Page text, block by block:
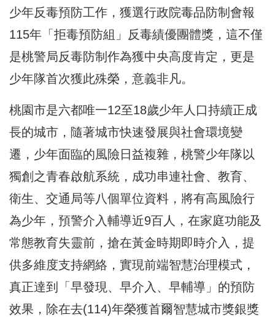
少年反毒預防工作，獲選行政院毒品防制會報
115年「拒毒預防組」反毒績優團體獎，這不僅
是桃警局反毒防制作為獲中央高度肯定，更是
少年隊首次獲此殊榮，意義非凡。
桃園市是六都唯一12至18歲少年人口持續正成
長的城市，隨著城市快速發展與社會環境變
遷，少年面臨的風險日益複雜，桃警少年隊以
獨創之青春啟航系統，成功串連社會、教育、
衛生、交通局等八個單位資料，將有高風險行
為少年，預警介入輔導近9百人，在家庭功能及
常態教育失靈前，搶在黃金時期即時介入，提
供多維度支持網絡，實現前端智慧治理模式，
真正達到「早發現、早介入、早輔導」的預防
效果，除在去(114)年榮獲首爾智慧城市獎銀獎